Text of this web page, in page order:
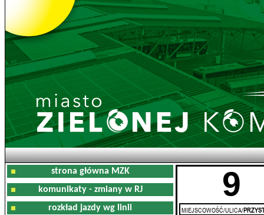
strona główna MZK
komunikaty - zmiany w RJ
rozkład jazdy wg linii
9
MIEJSCOWOŚĆ/ULICA/